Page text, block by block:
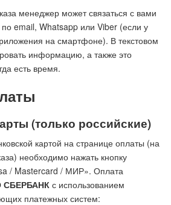
менеджер может связаться с вами
email, Whatsapp или Viber (если у
на смартфоне). В текстовом
информацию, а также это
есть время.
(только российские)
картой на странице оплаты (на
необходимо нажать кнопку
/ Mastercard / МИР». Оплата
СБЕРБАНК с использованием
платежных систем: